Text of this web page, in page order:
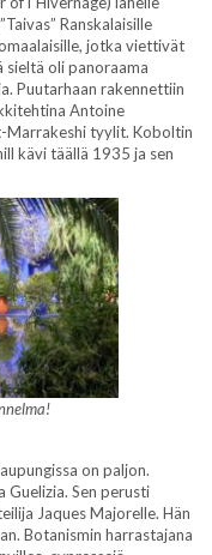
Ranskalaisille
jotka viettivät
sieltä oli panoraama
Puutarhaan rakennettiin
Antoine
Marrakeshi tyylit. Koboltin
kävi täällä 1935 ja sen
on paljon.
Guelizia. Sen perusti
Jaques Majorelle. Hän
Botanismin harrastajana